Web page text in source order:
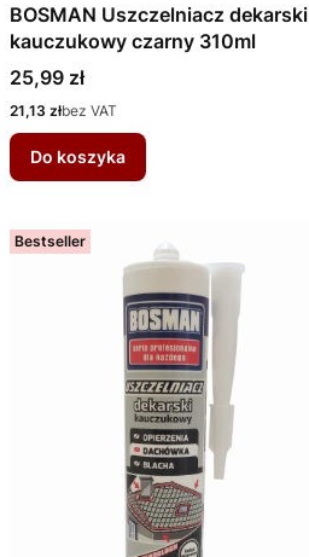
BOSMAN Uszczelniacz dekarski
kauczukowy czarny 310ml
Cena
25,99 zł
Cena
21,13 złbez VAT
Do koszyka
Bestseller